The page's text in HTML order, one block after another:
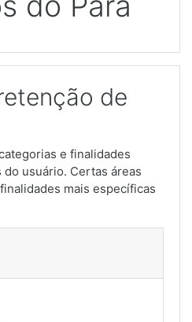
de
e finalidades
usuário. Certas áreas
mais específicas